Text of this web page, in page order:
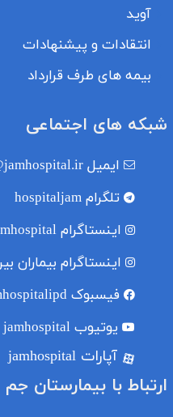
آوید
انتقادات و پیشنهادات
بیمه های طرف قرارداد
شبکه های اجتماعی
ایمیل info@jamhospital.ir
تلگرام hospitaljam
اینستاگرام jamhospital
اینستاگرام بیماران
فیسبوک jamhospitalipd
یوتیوب jamhospital
آپارات jamhospital
ارتباط با بیمارستان جم